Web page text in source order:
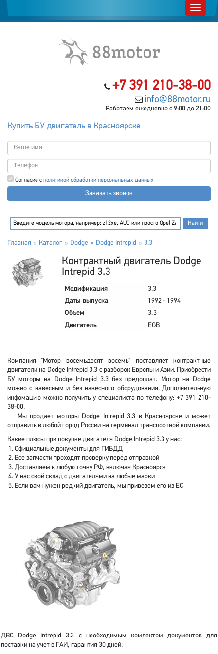
+7 391 210-38-00
info@88motor.ru
Работаем ежедневно с 9:00 до 21:00
Купить БУ двигатель в Красноярске
Согласие с политикой обработки персональных данных
Заказать звонок
Главная Каталог Dodge Dodge Intrepid 3.3
Контрактный двигатель Dodge
Intrepid 3.3
Модификация
3.3
Даты выпуска
1992 - 1994
Объем
3,3
Двигатель
EGB
Компания "Мотор восемьдесят восемь" поставляет контрактные
двигатели на Dodge Intrepid 3.3 с разборок Европы и Азии. Приобрести
БУ моторы на Dodge Intrepid 3.3 без предоплат. Мотор на Dodge
можно с навесным и без навесного оборудования. Дополнительную
инфомацию можно получить у специалиста по телефону: +7 391 210-
38-00.
Мы продает моторы Dodge Intrepid 3.3 в Красноярске и может
отправить в любой город России на терминал транспортной компании.
Какие плюсы при покупке двигателя Dodge Intrepid 3.3 у нас:
Официальные документы для ГИБДД
Все запчасти проходят проверку перед отправкой
Доставляем в любую точку РФ, включая Красноярск
У нас свой склад с двигателями на любые марки
Если вам нужен редкий двигатель, мы привезем его из ЕС
ДВС Dodge Intrepid 3.3 с необходимым комлектом документов для
поставки на учет в ГАИ, гарантия 30 дней.